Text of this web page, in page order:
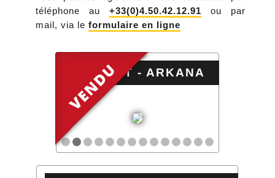
téléphone au +33(0)4.50.42.12.91 ou par
mail, via le formulaire en ligne
RENAULT - ARKANA